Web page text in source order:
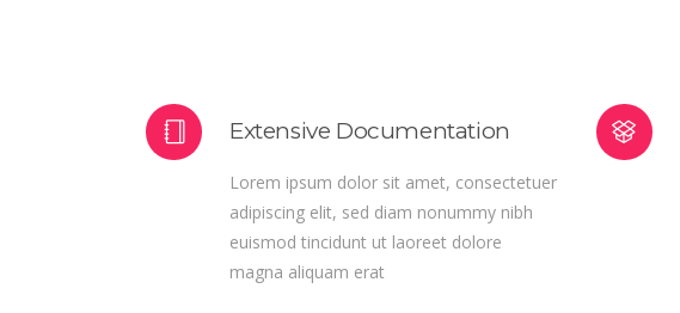
Extensive Documentation
Lorem ipsum dolor sit amet, consectetuer
adipiscing elit, sed diam nonummy nibh
euismod tincidunt ut laoreet dolore
magna aliquam erat